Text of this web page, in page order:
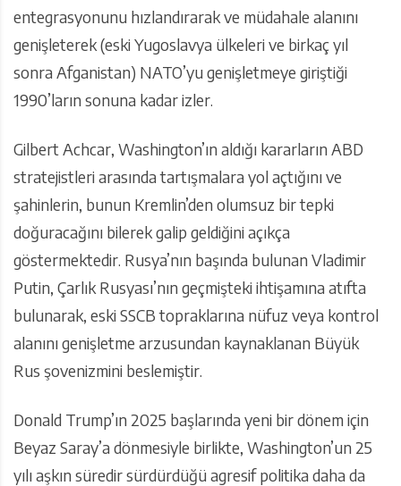
entegrasyonunu hızlandırarak ve müdahale alanını
genişleterek (eski Yugoslavya ülkeleri ve birkaç yıl
sonra Afganistan) NATO’yu genişletmeye giriştiği
1990’ların sonuna kadar izler.
Gilbert Achcar, Washington’ın aldığı kararların ABD
stratejistleri arasında tartışmalara yol açtığını ve
şahinlerin, bunun Kremlin’den olumsuz bir tepki
doğuracağını bilerek galip geldiğini açıkça
göstermektedir. Rusya’nın başında bulunan Vladimir
Putin, Çarlık Rusyası’nın geçmişteki ihtişamına atıfta
bulunarak, eski SSCB topraklarına nüfuz veya kontrol
alanını genişletme arzusundan kaynaklanan Büyük
Rus şovenizmini beslemiştir.
Donald Trump’ın 2025 başlarında yeni bir dönem için
Beyaz Saray’a dönmesiyle birlikte, Washington’un 25
yılı aşkın süredir sürdürdüğü agresif politika daha da